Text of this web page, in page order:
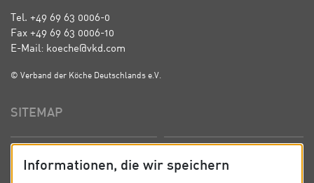
Tel. +49 69 63 0006-0
Fax +49 69 63 0006-10
E-Mail: koeche@vkd.com
© Verband der Köche Deutschlands e.V.
SITEMAP
Informationen, die wir speichern